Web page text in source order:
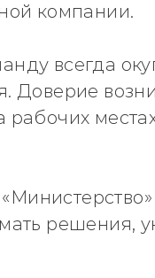
компании.
всегда
решения,